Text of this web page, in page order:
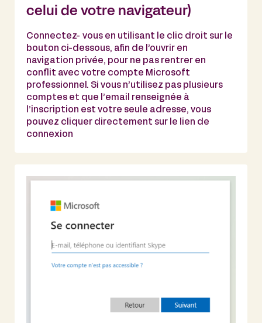
celui de votre navigateur)
Connectez- vous en utilisant le clic droit sur le
bouton ci-dessous, afin de l’ouvrir en
navigation privée, pour ne pas rentrer en
conflit avec votre compte Microsoft
professionnel. Si vous n’utilisez pas plusieurs
comptes et que l’email renseignée à
l’inscription est votre seule adresse, vous
pouvez cliquer directement sur le lien de
connexion